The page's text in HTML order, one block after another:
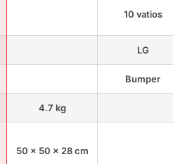
10 vatios
LG
Bumper
4.7 kg
50 x 50 x 28 cm